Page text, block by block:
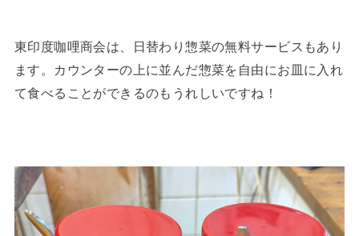
東印度咖哩商会は、日替わり惣菜の無料サービスもあり
ます。カウンターの上に並んだ惣菜を自由にお皿に入れ
て食べることができるのもうれしいですね！